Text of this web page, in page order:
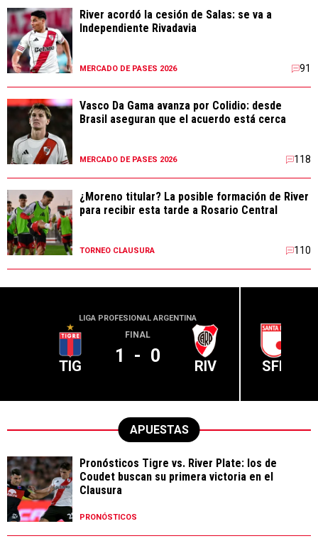
River acordó la cesión de Salas: se va a
Independiente Rivadavia
MERCADO DE PASES 2026 91
Vasco Da Gama avanza por Colidio: desde
Brasil aseguran que el acuerdo está cerca
MERCADO DE PASES 2026 118
¿Moreno titular? La posible formación de River
para recibir esta tarde a Rosario Central
TORNEO CLAUSURA 110
LIGA PROFESIONAL ARGENTINA
TIG
FINAL
1 - 0 RIV SFE
APUESTAS
Pronósticos Tigre vs. River Plate: los de
Coudet buscan su primera victoria en el
Clausura
PRONÓSTICOS